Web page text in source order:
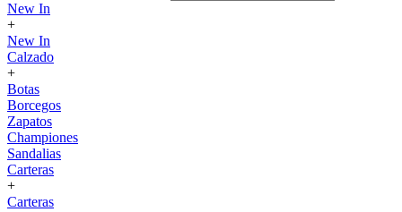
New In
+
New In
Calzado
+
Botas
Borcegos
Zapatos
Championes
Sandalias
Carteras
+
Carteras